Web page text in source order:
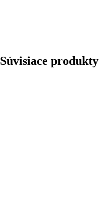
Súvisiace produkty